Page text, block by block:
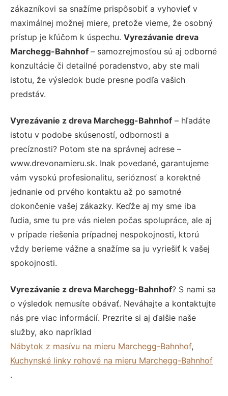
zákazníkovi sa snažíme prispôsobiť a vyhovieť v
maximálnej možnej miere, pretože vieme, že osobný
prístup je kľúčom k úspechu. Vyrezávanie dreva
Marchegg-Bahnhof – samozrejmosťou sú aj odborné
konzultácie či detailné poradenstvo, aby ste mali
istotu, že výsledok bude presne podľa vašich
predstáv.
Vyrezávanie z dreva Marchegg-Bahnhof – hľadáte
istotu v podobe skúseností, odbornosti a
precíznosti? Potom ste na správnej adrese –
www.drevonamieru.sk. Inak povedané, garantujeme
vám vysokú profesionalitu, serióznosť a korektné
jednanie od prvého kontaktu až po samotné
dokončenie vašej zákazky. Keďže aj my sme iba
ľudia, sme tu pre vás nielen počas spolupráce, ale aj
v prípade riešenia prípadnej nespokojnosti, ktorú
vždy berieme vážne a snažíme sa ju vyriešiť k vašej
spokojnosti.
Vyrezávanie z dreva Marchegg-Bahnhof? S nami sa
o výsledok nemusíte obávať. Neváhajte a kontaktujte
nás pre viac informácií. Prezrite si aj ďalšie naše
služby, ako napríklad
Nábytok z masívu na mieru Marchegg-Bahnhof,
Kuchynské linky rohové na mieru Marchegg-Bahnhof
.